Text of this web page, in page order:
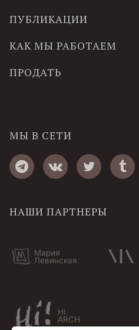
ПУБЛИКАЦИИ
КАК МЫ РАБОТАЕМ
ПРОДАТЬ
МЫ В СЕТИ
НАШИ ПАРТНЕРЫ
Мария
Левинская
HI
ARCH